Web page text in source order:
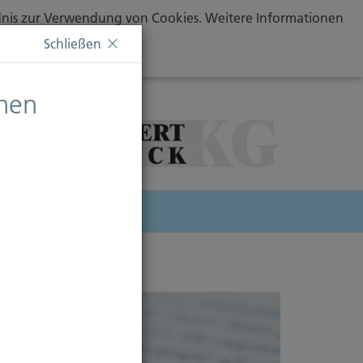
zur Verwendung von Cookies. Weitere Informationen
Schließen